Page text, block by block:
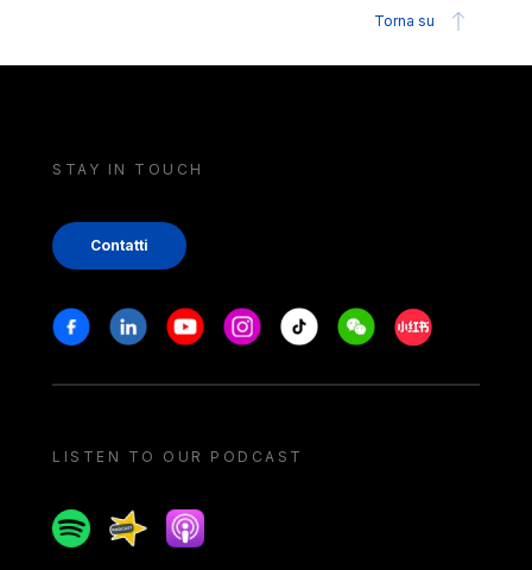
Torna su
STAY IN TOUCH
Contatti
Stay in touch
FacebookLinkedinYoutubeInstagram
Tiktok WeechatXiaohongshu/
LISTEN TO OUR PODCAST
SpotifySpreakerApple podcast